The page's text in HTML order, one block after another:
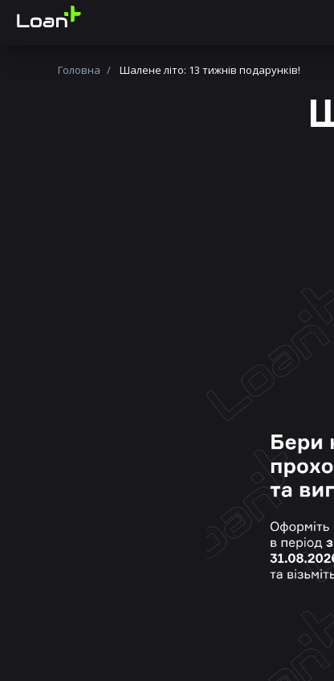
Головна Шалене літо: 13 тижнів подарунків!